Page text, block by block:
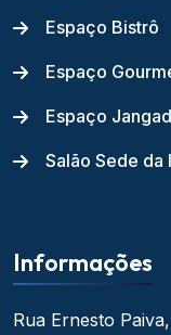
Espaço Bistrô
Espaço
Espaço
Salão Sede da
Informações
Rua Ernesto